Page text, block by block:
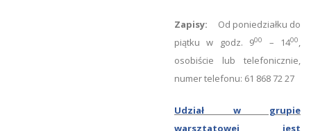
Zapisy: Od poniedziałku do
piątku w godz. 900 – 1400,
osobiście lub telefonicznie,
numer telefonu: 61 868 72 27
Udział w grupie
warsztatowej jest